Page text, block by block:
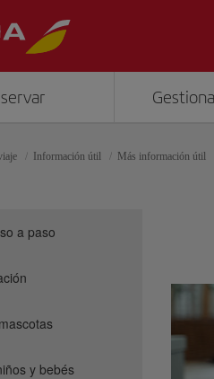
Información útil Más información útil
a paso
y bebés